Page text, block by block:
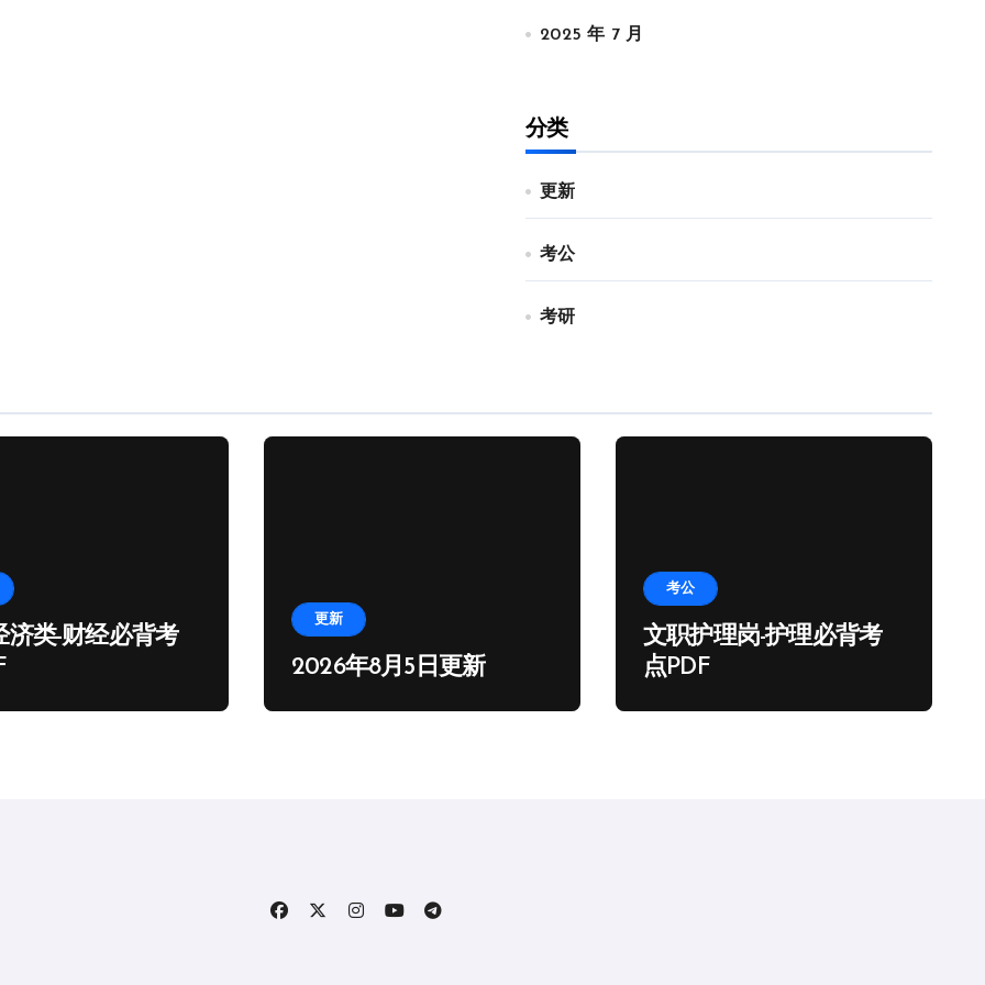
2025 年 7 月
分类
更新
考公
考研
济类-财经必背考
更新
2026年8月5日更新
考公
文职护理岗-护理必背考
点PDF